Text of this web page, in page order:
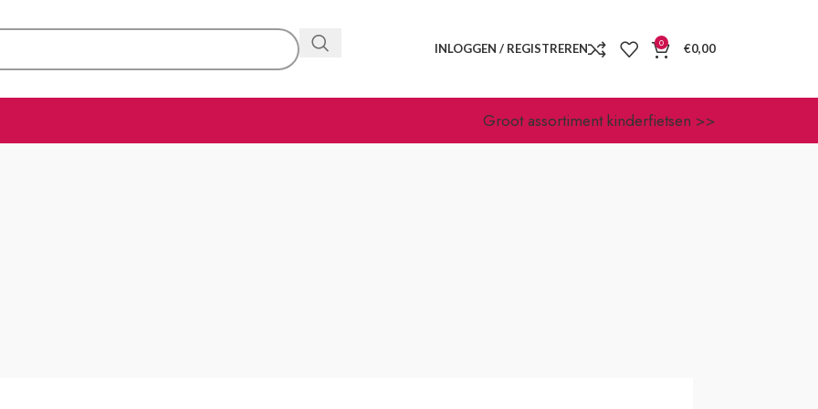
INLOGGEN / REGISTREREN 0 €0,00
Groot assortiment kinderfietsen >>